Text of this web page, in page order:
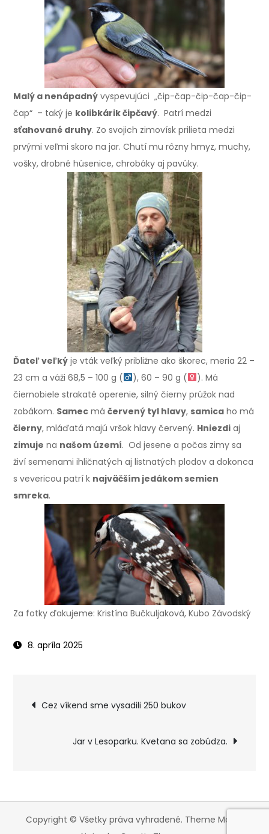
Malý a nenápadný vyspevujúci „čip-čap-čip-čap-čip-
čap“ – taký je kolibkárik čipčavý. Patrí medzi
sťahované druhy. Zo svojich zimovísk prilieta medzi
prvými veľmi skoro na jar. Chutí mu rôzny hmyz, muchy,
vošky, drobné húsenice, chrobáky aj pavúky.
Ďateľ veľký je vták veľký približne ako škorec, meria 22 –
23 cm a váži 68,5 – 100 g (
), 60 – 90 g (
). Má
čiernobiele strakaté operenie, silný čierny prúžok nad
zobákom. Samec máčervený tyl hlavy, samica ho má
čierny, mláďatá majú vršok hlavy červený. Hniezdi aj
zimuje na našom území. Od jesene a počas zimy sa
živí semenami ihličnatých aj listnatých plodov a dokonca
s vevericou patrí k najväčším jedákom semien
smreka.
Za fotky ďakujeme: Kristína Bučkuljaková, Kubo Závodský
8. apríla 2025
Navigácia
Cez víkend sme vysadili 250 bukov
Jar v Lesoparku. Kvetana sa zobúdza.
Copyright © Všetky práva vyhradené. Theme Magic